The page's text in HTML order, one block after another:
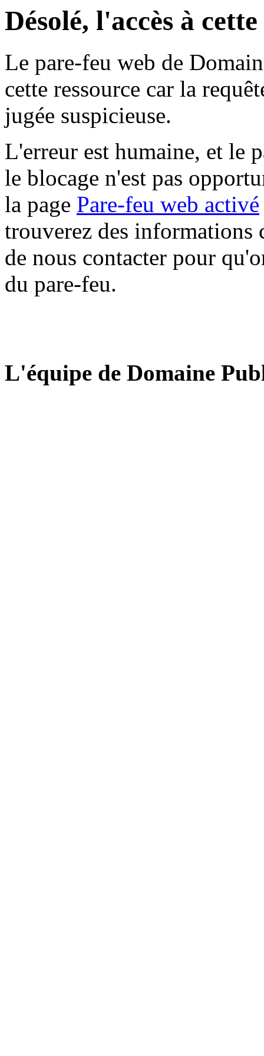
Désolé, l'accès à
Le pare-feu web de
cette ressource car la
jugée suspicieuse.
L'erreur est humaine, et le
le blocage n'est pas
la page Pare-feu web activé
trouverez des informations
de nous contacter pour
du pare-feu.
L'équipe de Domaine